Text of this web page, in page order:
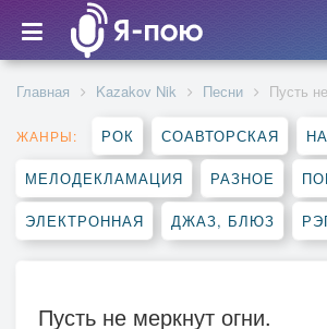
Главная Kazakov Nik Песни Пусть
ЖАНРЫ: РОК СОАВТОРСКАЯ
МЕЛОДЕКЛАМАЦИЯ РАЗНОЕ
ЭЛЕКТРОННАЯ ДЖАЗ, БЛЮЗ
Пусть не меркнут огни.